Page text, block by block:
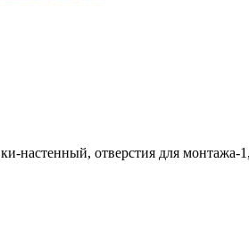
настенный, отверстия для